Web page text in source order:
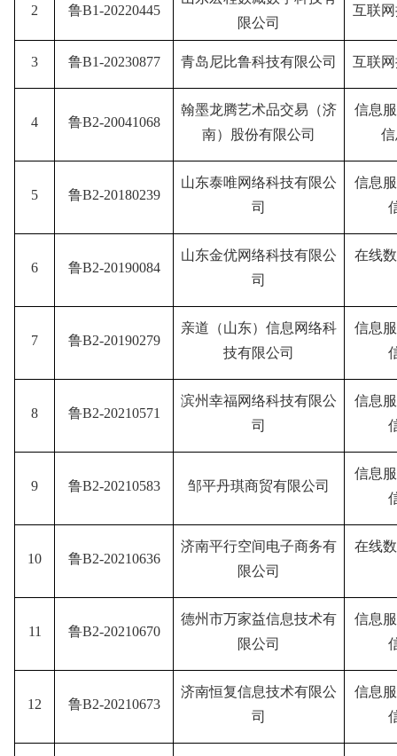
2 鲁B1-20220445
限公司
互联
3 鲁B1-20230877 青岛尼比鲁科技有限公司 互联
4 鲁B2-20041068
翰墨龙腾艺术品交易（济
南）股份有限公司
信息
5 鲁B2-20180239
山东泰唯网络科技有限公
司
信息
6 鲁B2-20190084
山东金优网络科技有限公
司
在线
7 鲁B2-20190279
亲道（山东）信息网络科
技有限公司
信息
8 鲁B2-20210571
滨州幸福网络科技有限公
司
信息
9 鲁B2-20210583 邹平丹琪商贸有限公司
信息
10 鲁B2-20210636
济南平行空间电子商务有
限公司
在线
11 鲁B2-20210670
德州市万家益信息技术有
限公司
信息
12 鲁B2-20210673
济南恒复信息技术有限公
司
信息